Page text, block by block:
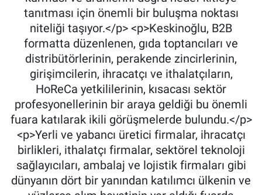
tanıtması için önemli bir buluşma noktası
niteliği taşıyor.</p> <p>Keskinoğlu, B2B
formatta düzenlenen, gıda toptancıları ve
distribütörlerinin, perakende zincirlerinin,
girişimcilerin, ihracatçı ve ithalatçıların,
HoReCa yetkililerinin, kısacası sektör
profesyonellerinin bir araya geldiği bu önemli
fuara katılarak ikili görüşmelerde bulundu.</p>
<p>Yerli ve yabancı üretici firmalar, ihracatçı
birlikleri, ithalatçı firmalar, sektörel teknoloji
sağlayıcıları, ambalaj ve lojistik firmaları gibi
dünyanın dört bir yanından katılımcı ülkenin ve